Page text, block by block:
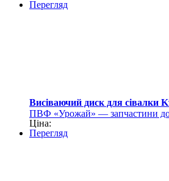
Перегляд
Висіваючий диск для сівалки
ПВФ «Урожай» — запчастини до
Ціна:
Перегляд